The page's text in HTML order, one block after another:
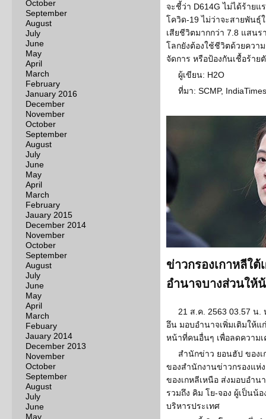
October
September
August
July
June
May
April
March
February
January 2016
December
November
October
September
August
July
June
May
April
March
February
Jauary 2015
December 2014
November
October
September
August
July
June
May
April
March
Febuary
Jauary 2014
December 2013
November
October
September
August
July
June
May
จะชี้ว่า D614G ไม่ได้ร้ายแ
โควิด-19 ไม่ว่าจะสายพันธ์ุ
เสียชีวิตมากกว่า 7.8 แสนร
โลกยังต้องใช้ชีวิตด้วยควา
จัดการ หรือป้องกันเชื้อร้าย
ผู้เขียน: H2O
ที่มา: SCMP,
ข่าวกรองเกาหลีใ
อำนาจบางส่วนให้
21 ส.ค. 2563 03.57 น.
อึน มอบอำนาจเพิ่มเติมให้แ
หน้าที่คนอื่นๆ เพื่อลดความ
สำนักข่าว ยอนฮัป ของเ
ของสำนักงานข่าวกรองแห่
ของเกหลีเหนือ ส่งมอบอำ
รวมถึง คิม โย-จอง ผู้เป็นน้
บริหารประเทศ